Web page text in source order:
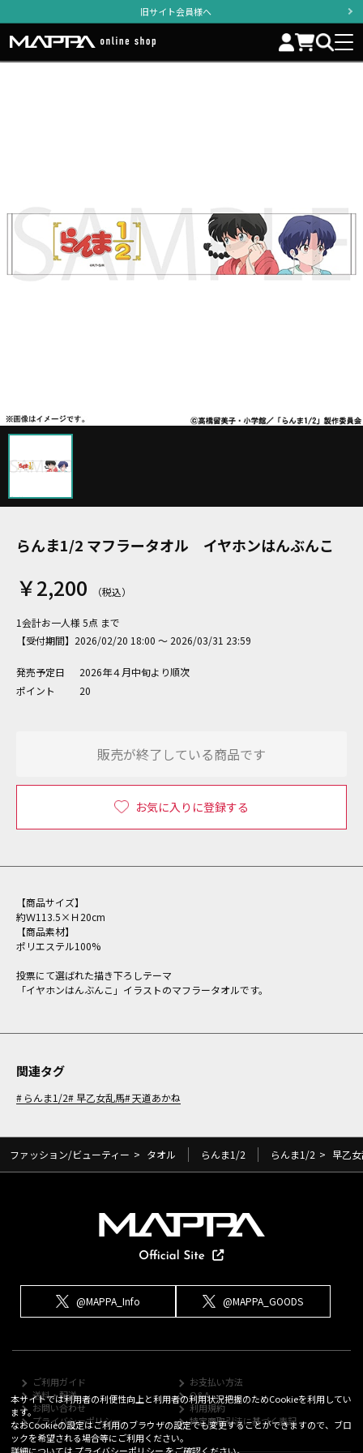
旧サイト会員様へ
らんま1/2 マフラータオル イヤホンはんぶんこ
￥2,200
1会計お一人様 5点 まで
【受付期間】2026/02/20 18:00 ～ 2026/03/31 23:59
発売予定日
2026年４月中旬より順次
ポイント
20
お気に入りに登録する
販売が終了している商品です
【商品サイズ】
約Ｗ113.5×Ｈ20cm
【商品素材】
ポリエステル100%
投票にて選ばれた描き下ろしテーマ
「イヤホンはんぶんこ」イラストのマフラータオルです。
関連タグ
らんま1/2 早乙女乱馬 天道あかね
ファッション/ビューティー > タオル らんま1/2 らんま1/2 > 早乙
@MAPPA_Info @MAPPA_GOODS
ご利用ガイド
お支払い方法
送料・配送
Q&A
お問い合わせ
利用規約
プライバシーポリシー
特定商取引法に基づく表記
本サイトでは利用者の利便性向上と利用者の利用状況把握のためCookieを利用してい
ます。
なおCookieの設定はご利用のブラウザの設定でも変更することができますので、ブロ
ックを希望される場合等にご利用ください。
詳細についてはプライバシーポリシーをご確認ください。